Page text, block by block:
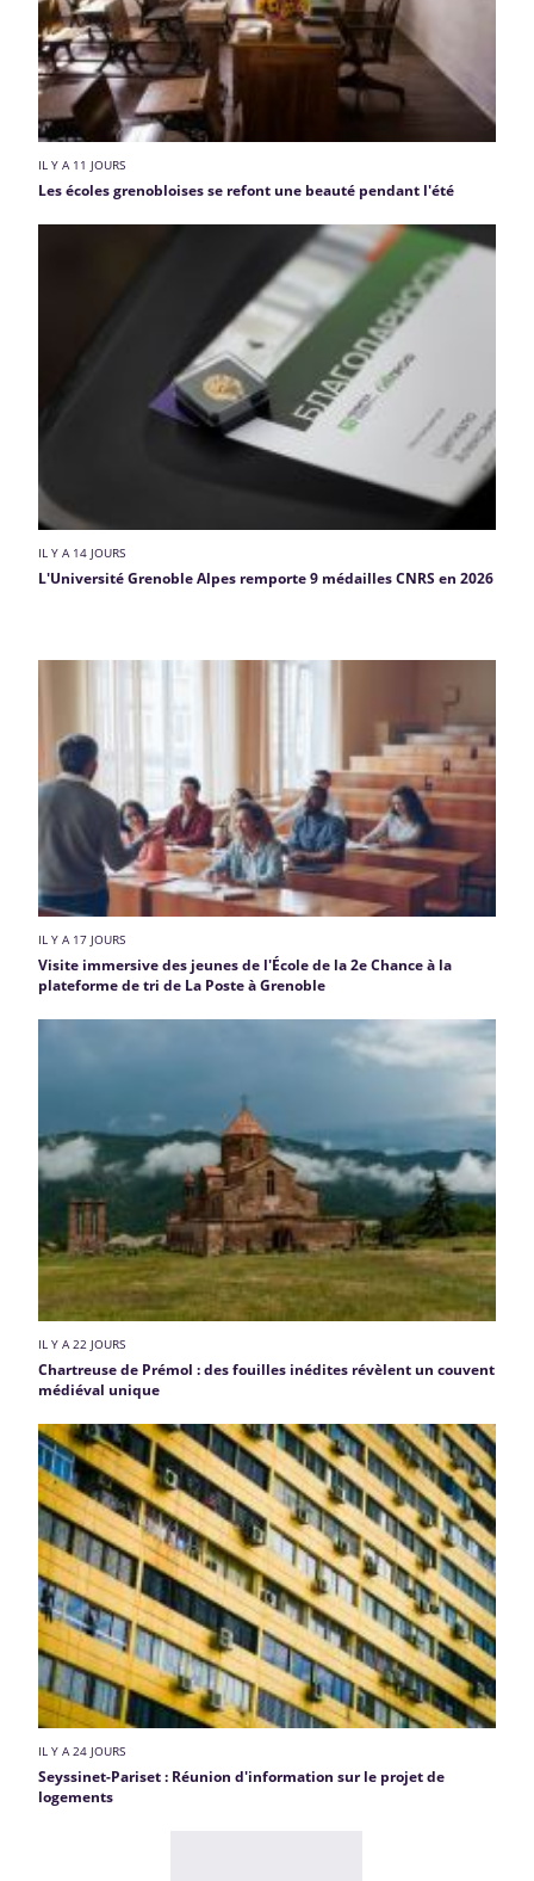
IL Y A 11 JOURS
Les écoles grenobloises se refont une beauté pendant l'été
IL Y A 14 JOURS
L'Université Grenoble Alpes remporte 9 médailles CNRS en 2026
IL Y A 17 JOURS
Visite immersive des jeunes de l'École de la 2e Chance à la
plateforme de tri de La Poste à Grenoble
IL Y A 22 JOURS
Chartreuse de Prémol : des fouilles inédites révèlent un couvent
médiéval unique
IL Y A 24 JOURS
Seyssinet-Pariset : Réunion d'information sur le projet de
logements